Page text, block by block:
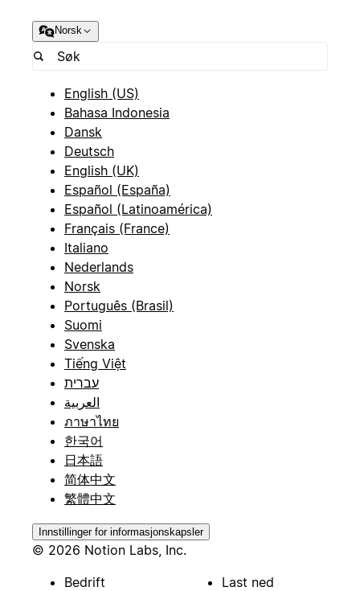
Norsk
English (US)
Bahasa Indonesia
Dansk
Deutsch
English (UK)
Español (España)
Español (Latinoamérica)
Français (France)
Italiano
Nederlands
Norsk
Português (Brasil)
Suomi
Svenska
Tiếng Việt
עברית
العربية
ภาษาไทย
한국어
日本語
简体中文
繁體中文
Innstillinger for informasjonskapsler
© 2026 Notion Labs, Inc.
Bedrift
Last ned